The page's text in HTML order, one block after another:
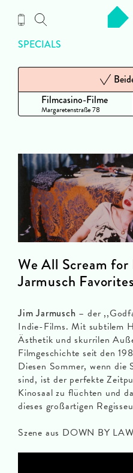
Inhalt
SPECIALS
Filmcasino-Filme
Margaretenstraße 78
We All Scream
Jarmusch Favorites
Jim Jarmusch – der
Indie-Films. Mit subtilem
Ästhetik und skurrilen
Filmgeschichte seit den
Diesen Sommer, wenn die
sind, ist der perfekte
Kinosaal zu flüchten und
dieses großartigen
Szene aus DOWN BY